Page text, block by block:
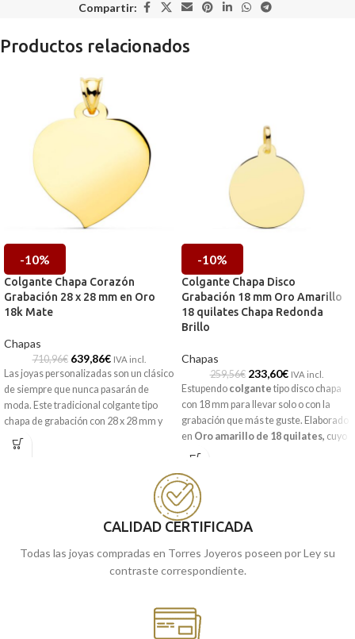
Compartir:
Productos relacionados
-10%
Colgante Chapa Corazón
Grabación 28 x 28 mm en Oro
18k Mate
Chapas
710,96€ 639,86€ IVA incl.
Las joyas personalizadas son un clásico
de siempre que nunca pasarán de
moda. Este tradicional colgante tipo
chapa de grabación con 28 x 28 mm y
realizada en Oro amarillo de 18
quilates, contiene una animada forma
Puedes encontrarla en nuestras
prefieres, encargarla online y te la
-10%
Colgante Chapa Disco
Grabación 18 mm Oro Amarillo
18 quilates Chapa Redonda
Brillo
Chapas
259,56€ 233,60€ IVA incl.
Estupendo colgante tipo disco chapa
con 18 mm para llevar solo o con la
grabación que más te guste. Elaborado
en Oro amarillo de 18 quilates, cuyo
diseño de sencilla chapa redonda
brillo.
Puedes encontrarla en nuestras
tiendas de Málaga y Melilla, o si lo
enviamos a casa.
CALIDAD CERTIFICADA
Todas las joyas compradas en Torres Joyeros poseen por Ley su
contraste correspondiente.